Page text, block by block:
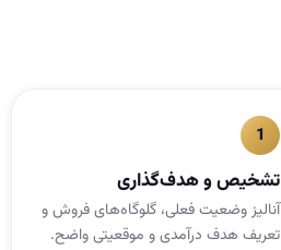
تشخیص و هدف‌گذاری
آنالیز وضعیت فعلی، گلوگاه‌های فروش و
تعریف هدف درآمدی و موقعیتی واضح.